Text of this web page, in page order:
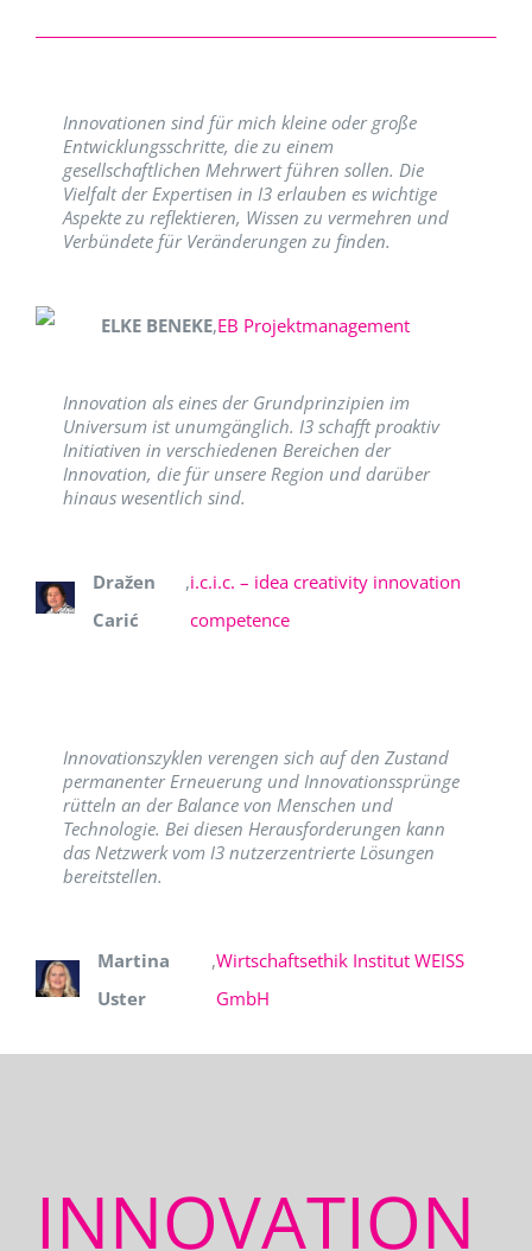
Innovationen sind für mich kleine oder große
Entwicklungsschritte, die zu einem
gesellschaftlichen Mehrwert führen sollen. Die
Vielfalt der Expertisen in I3 erlauben es wichtige
Aspekte zu reflektieren, Wissen zu vermehren und
Verbündete für Veränderungen zu finden.
ELKE BENEKE,EB Projektmanagement
Innovation als eines der Grundprinzipien im
Universum ist unumgänglich. I3 schafft proaktiv
Initiativen in verschiedenen Bereichen der
Innovation, die für unsere Region und darüber
hinaus wesentlich sind.
Dražen
Carić
,i.c.i.c. – idea creativity innovation
competence
Innovationszyklen verengen sich auf den Zustand
permanenter Erneuerung und Innovationssprünge
rütteln an der Balance von Menschen und
Technologie. Bei diesen Herausforderungen kann
das Netzwerk vom I3 nutzerzentrierte Lösungen
bereitstellen.
Martina
Uster
,Wirtschaftsethik Institut WEISS
GmbH
INNOVATION